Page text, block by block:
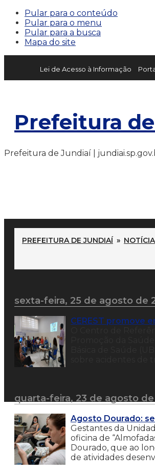
Pular para o conteúdo
Pular para o menu
Pular para a busca
Mapa do site
Lei de Acesso à Informação
Prefeitura
Prefeitura de Jundiaí |
PREFEITURA DE JUNDIAÍ »
sexta-feira, 25 de agosto de
CEREST promove
quarta-feira, 23 de agosto de
Agosto Dourado:
Gestantes da
oficina de
Dourado, que ao
de atividades